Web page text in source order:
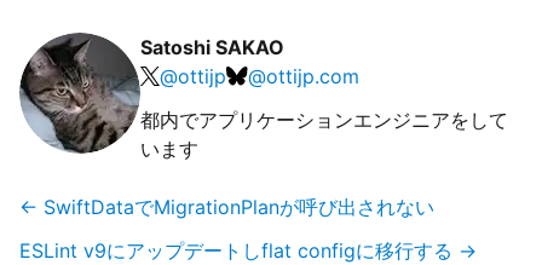
Satoshi SAKAO
@ottijp @ottijp.com
都内でアプリケーションエンジニアをして
います
← SwiftDataでMigrationPlanが呼び出されない
ESLint v9にアップデートしflat configに移行する →